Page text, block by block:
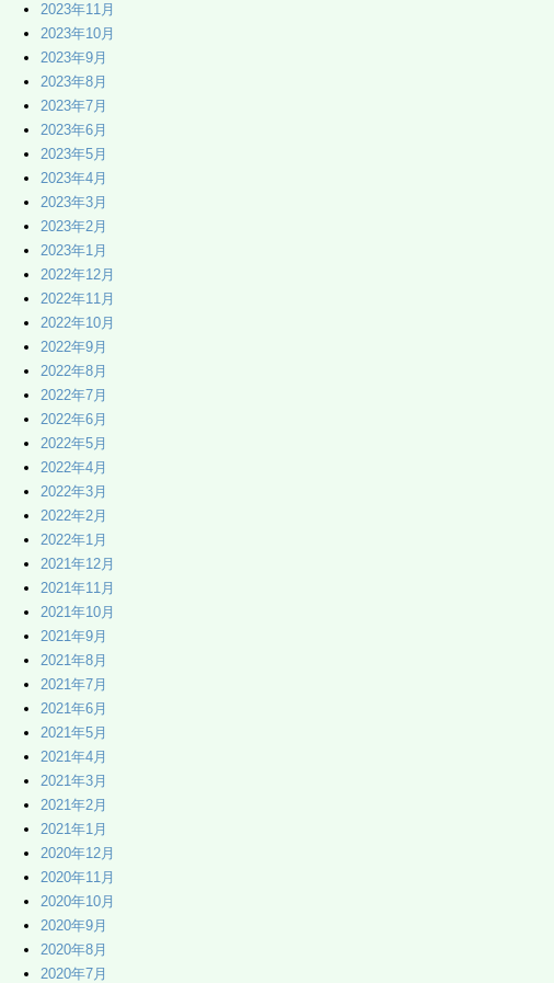
2023年11月
2023年10月
2023年9月
2023年8月
2023年7月
2023年6月
2023年5月
2023年4月
2023年3月
2023年2月
2023年1月
2022年12月
2022年11月
2022年10月
2022年9月
2022年8月
2022年7月
2022年6月
2022年5月
2022年4月
2022年3月
2022年2月
2022年1月
2021年12月
2021年11月
2021年10月
2021年9月
2021年8月
2021年7月
2021年6月
2021年5月
2021年4月
2021年3月
2021年2月
2021年1月
2020年12月
2020年11月
2020年10月
2020年9月
2020年8月
2020年7月